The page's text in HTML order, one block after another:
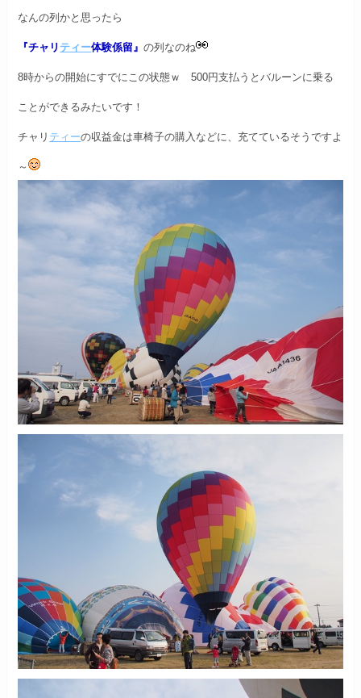
なんの列かと思ったら
『チャリ ティー体験係留』の列なのね
8時からの開始にすでにこの状態ｗ500円支払うとバルーンに乗る
ことができるみたいです！
チャリ ティーの収益金は車椅子の購入などに、 充てているそうですよ
～